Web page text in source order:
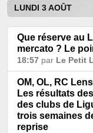
LUNDI 3 AOÛT
Que réserve au
mercato ? Le
18:57 par Le Petit
OM, OL, RC
Les résultats
des clubs de
trois semaines
reprise